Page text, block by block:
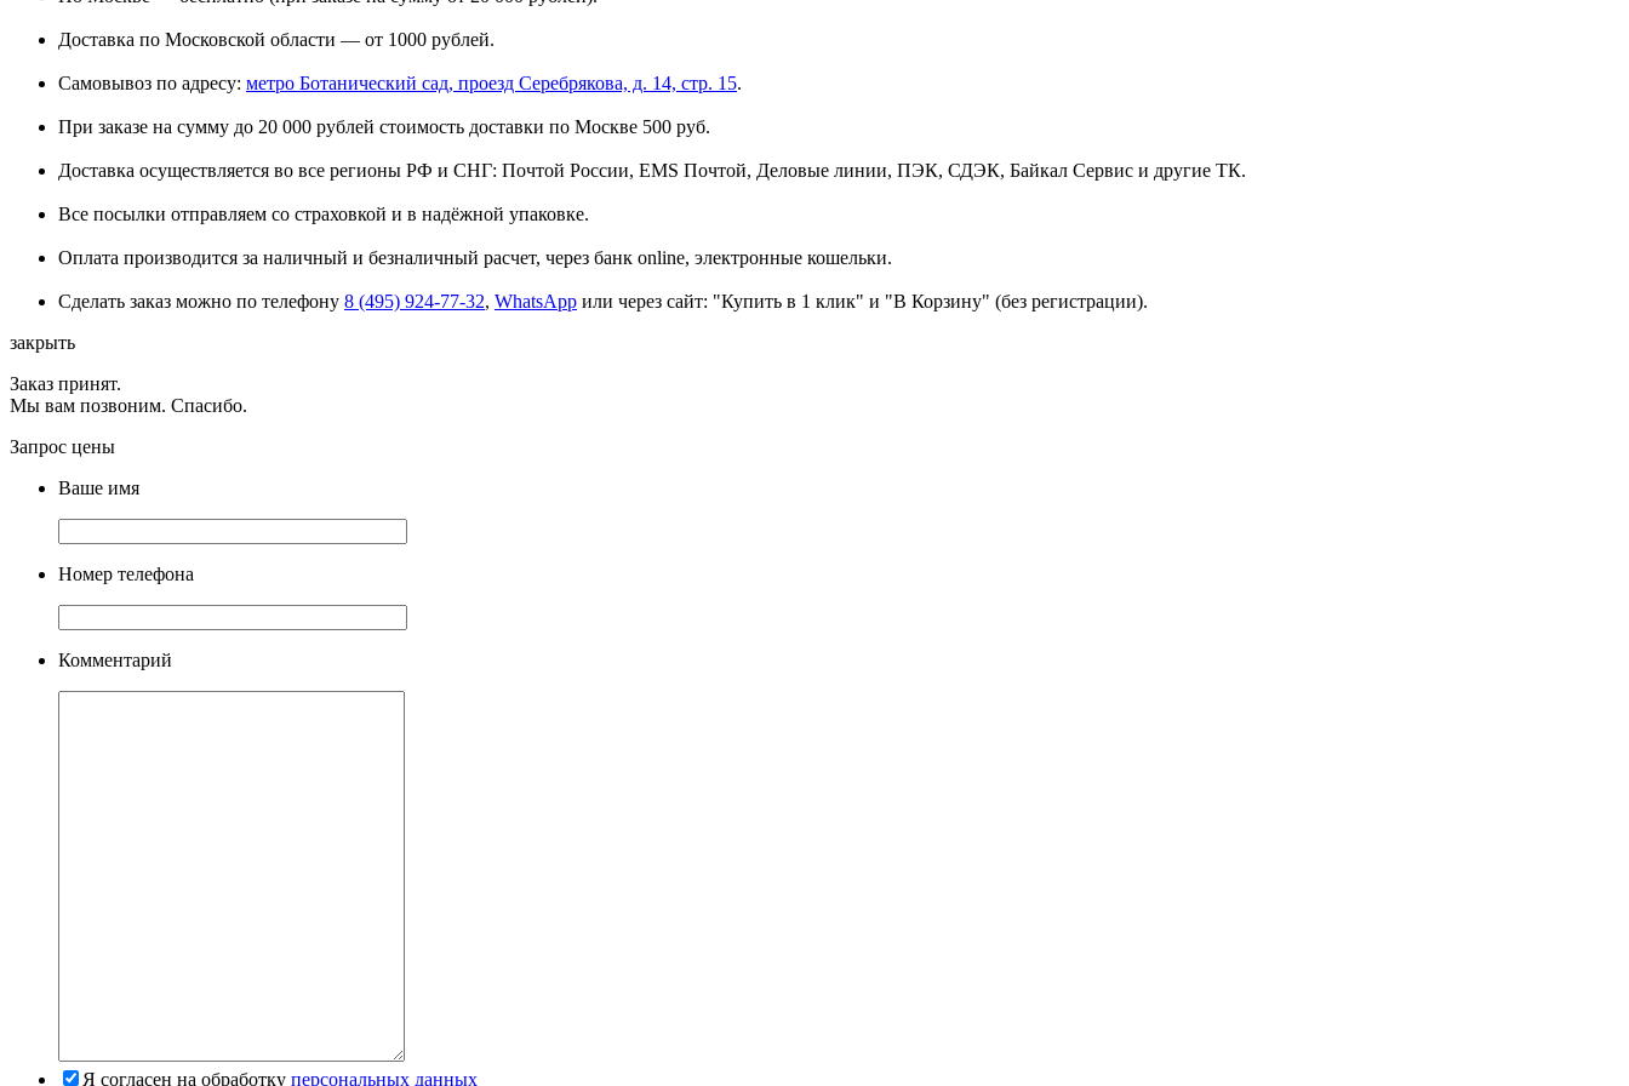
Доставка по Московской области — от 1000 рублей.
Самовывоз по адресу: метро Ботанический сад, проезд Серебрякова, д. 14, стр. 15.
При заказе на сумму до 20 000 рублей стоимость доставки по Москве 500 руб.
Доставка осуществляется во все регионы РФ и СНГ: Почтой России, EMS Почтой, Деловые линии, ПЭК, СДЭК, Байкал Сервис и другие ТК.
Все посылки отправляем со страховкой и в надёжной упаковке.
Оплата производится за наличный и безналичный расчет, через банк online, электронные кошельки.
Сделать заказ можно по телефону 8 (495) 924-77-32, WhatsApp или через сайт: "Купить в 1 клик" и "В Корзину" (без регистрации).
закрыть
Заказ принят.
Мы вам позвоним. Спасибо.
Запрос цены
Ваше имя
Номер телефона
Комментарий
Я согласен на обработку персональных данных